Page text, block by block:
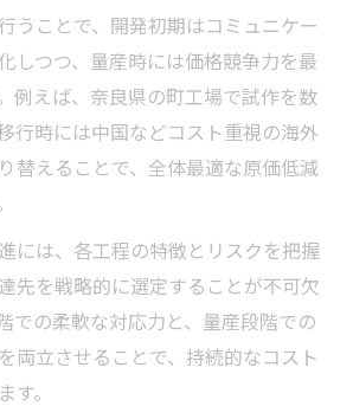
品質確保を両立する調達活動の
作国内量産海外戦略の実践法
現へ試作国内・量産海外の黄金
欠かせない素早い国内試作の強
フトで原価低減効果を狙う方法
求のための調達先切り分け事例
考える原価低減の実践プロセス
した原価低減アプローチ
うことで、開発初期はコミュニケー
しつつ、量産時には価格競争力を最
例えば、奈良県の町工場で試作を数
行時には中国などコスト重視の海外
替えることで、全体最適な原価低減
には、各工程の特徴とリスクを把握
先を戦略的に選定することが不可欠
での柔軟な対応力と、量産段階での
両立させることで、持続的なコスト
。